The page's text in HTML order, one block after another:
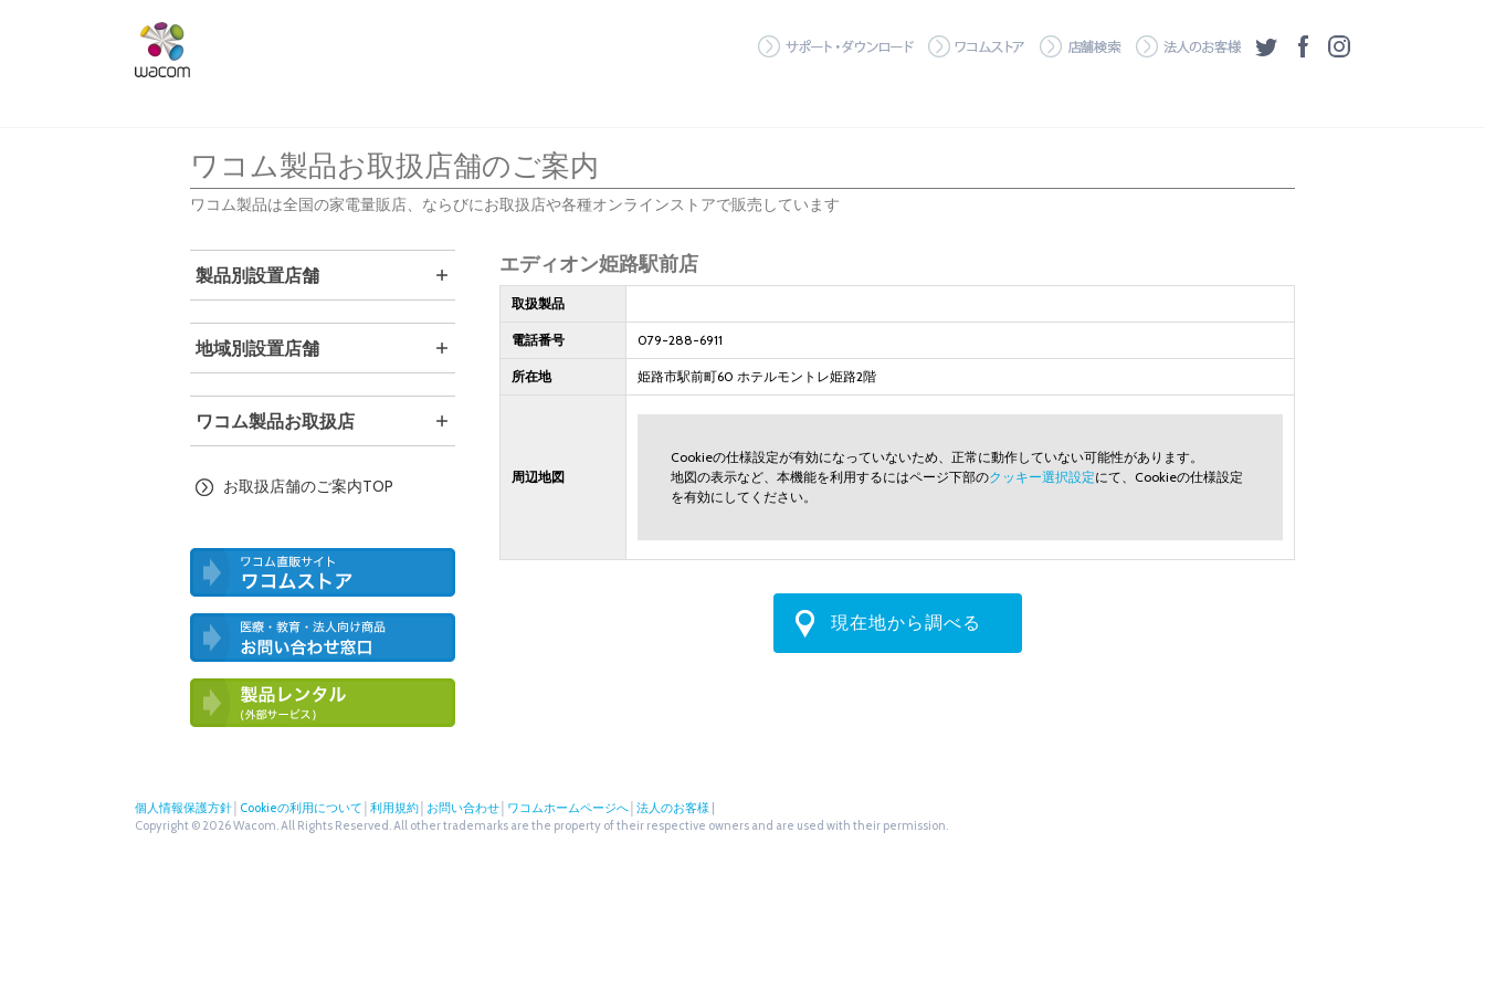
サポート・ダウンロード
ワコムストア 店舗検索 法人のお客様
ツイッターフェイスブック
ワコム製品お取扱店舗のご案内
ワコム製品は全国の家電量販店、ならびにお取扱店や各種オンラインストアで販売しています
エディオン姫路駅前店
取扱製品
電話番号 079-288-6911
所在地 姫路市駅前町60 ホテルモントレ姫路2階
周辺地図
Cookieの仕様設定が有効になっていないため、正常に動作していない可能性があります。
地図の表示など、本機能を利用するにはページ下部のクッキー選択設定にて、Cookieの仕様設定
を有効にしてください。
現在地から調べる
製品別設置店舗
地域別設置店舗
ワコム製品お取扱店
お取扱店舗のご案内TOP
わせ窓口
個人情報保護方針 Cookieの利用について 利用規約 お問い合わせ ワコムホームページへ 法人のお客様
Copyright © 2026 Wacom. All Rights Reserved. All other trademarks are the property of their respective owners and are used with their permission.